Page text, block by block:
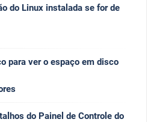
do Linux instalada se for de
para ver o espaço em disco
do Painel de Controle do